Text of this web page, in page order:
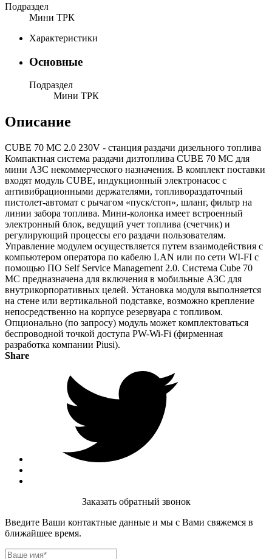
Подраздел
Мини ТРК
Характеристики
Основные
Подраздел
Мини ТРК
Описание
CUBE 70 MC 2.0 230V - станция раздачи дизельного топлива
Компактная система раздачи дизтоплива CUBE 70 MC для
мини АЗС некоммерческого назначения. В комплект поставки
входят модуль CUBE, индукционный электронасос с
антивибрационными держателями, топливораздаточный
пистолет-автомат с рычагом «пуск/стоп», шланг, фильтр на
линии забора топлива. Мини-колонка имеет встроенный
электронный блок, ведущий учет топлива (счетчик) и
регулирующий процессы его раздачи пользователям.
Управление модулем осуществляется путем взаимодействия с
компьютером оператора по кабелю LAN или по сети WI-FI с
помощью ПО Self Service Management 2.0. Система Cube 70
MC предназначена для включения в мобильные АЗС для
внутрикорпоративных целей. Установка модуля выполняется
на стене или вертикальной подставке, возможно крепление
непосредственно на корпусе резервуара с топливом.
Опционально (по запросу) модуль может комплектоваться
беспроводной точкой доступа PW-Wi-Fi (фирменная
разработка компании Piusi).
Share
Заказать обратный звонок
Введите Ваши контактные данные и мы с Вами свяжемся в
ближайшее время.